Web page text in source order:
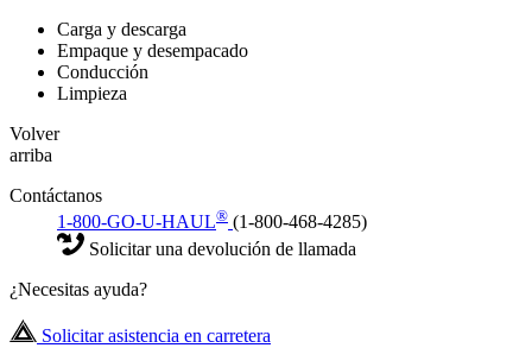
Carga y descarga
Empaque y desempacado
Conducción
Limpieza
Volver
arriba
Contáctanos
1-800-GO-U-HAUL® (1-800-468-4285)
Solicitar una devolución de llamada
¿Necesitas ayuda?
Solicitar asistencia en carretera